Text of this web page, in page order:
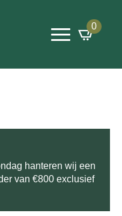
0
hanteren wij een
van €800 exclusief